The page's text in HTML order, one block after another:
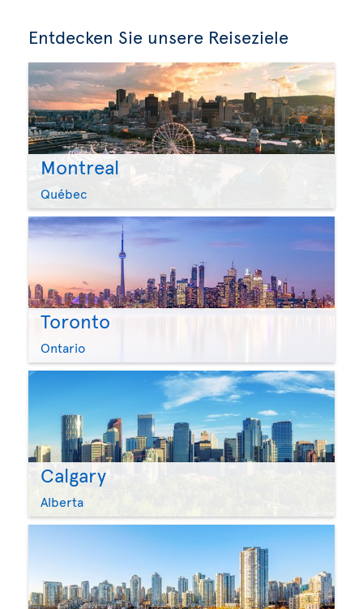
Entdecken Sie unsere Reiseziele
Montreal
Québec
Toronto
Ontario
Calgary
Alberta